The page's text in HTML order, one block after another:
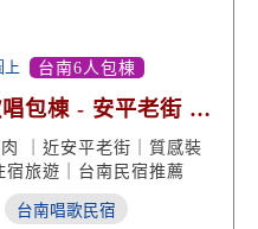
上 台南6人包棟
包棟 - 安平老街 美
｜近安平老街｜質感裝
旅遊｜台南民宿推薦
台南唱歌民宿